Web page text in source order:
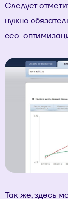
Следует
нужно
сео-
Так же, здесь